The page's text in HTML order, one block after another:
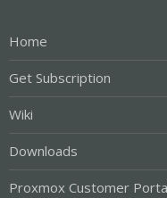
Home
Get Subscription
Wiki
Downloads
Proxmox Customer